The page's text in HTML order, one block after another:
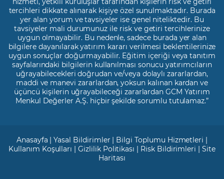
tercihleri dikkate alınarak kişiye özel sunulmaktadır. Burada
yer alan yorum ve tavsiyeler ise genel niteliktedir. Bu
tavsiyeler mali durumunuz ile risk ve getiri tercihlerinize
uygun olmayabilir. Bu nedenle, sadece burada yer alan
bilgilere dayanılarak yatırım kararı verilmesi beklentilerinize
uygun sonuçlar doğurmayabilir. Eğitim içeriği veya tanıtım
sayfalarındaki bilgilerin kullanılması sonucu yatırımcıların
uğrayabilecekleri doğrudan ve/veya dolaylı zararlardan,
maddi ve manevi zararlardan, yoksun kalınan kardan ve
üçüncü kişilerin uğrayabileceği zararlardan GCM Yatırım
Menkul Değerler A.Ş. hiçbir şekilde sorumlu tutulamaz.”
Anasayfa |Yasal Bildirimler | Bilgi Toplumu Hizmetleri |
Kullanım Koşulları |Gizlilik Politikası | Risk Bildirimleri |Site
Haritası